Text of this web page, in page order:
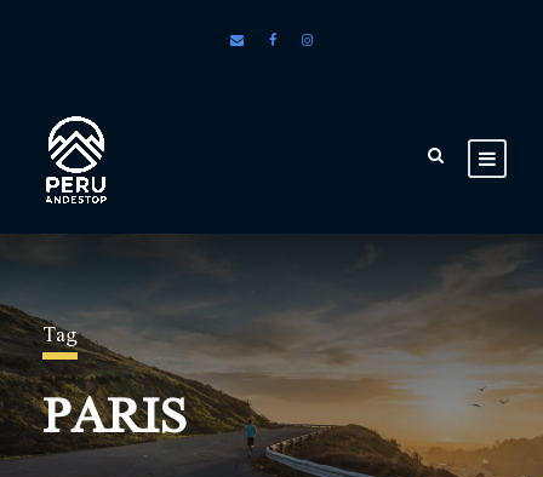
Tag
PARIS